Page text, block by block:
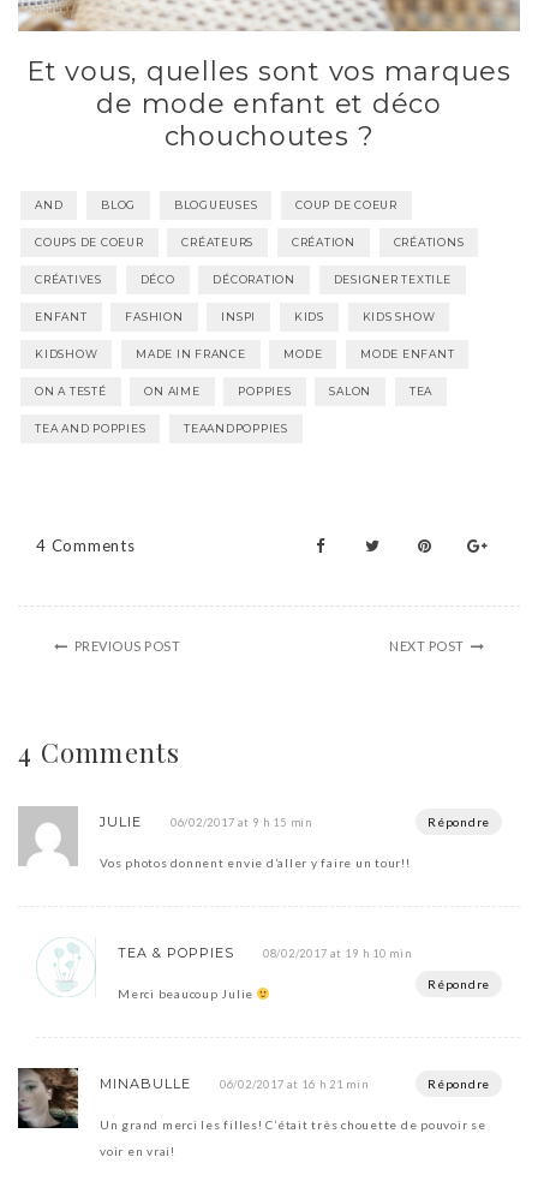
Et vous, quelles sont vos marques
de mode enfant et déco
chouchoutes ?
AND BLOG BLOGUEUSES COUP DE COEUR
COUPS DE COEUR CRÉATEURS CRÉATION CRÉATIONS
CRÉATIVES DÉCO DÉCORATION DESIGNER TEXTILE
ENFANT FASHION INSPI KIDS KIDS SHOW
KIDSHOW MADE IN FRANCE MODE MODE ENFANT
ON A TESTÉ ON AIME POPPIES SALON TEA
TEA AND POPPIES TEAANDPOPPIES
4 Comments
PREVIOUS POST NEXT POST
4 Comments
JULIE 06/02/2017 at 9 h 15 min Répondre
Vos photos donnent envie d’aller y faire un tour!!
TEA & POPPIES 08/02/2017 at 19 h 10 min
Répondre
Merci beaucoup Julie
MINABULLE 06/02/2017 at 16 h 21 min Répondre
Un grand merci les filles! C’était très chouette de pouvoir se
voir en vrai!